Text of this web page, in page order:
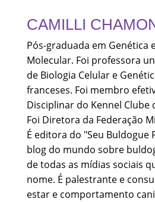
CAMILLI
Pós-graduada em Genética
Molecular. Foi professora
de Biologia Celular e
franceses. Foi membro
Disciplinar do Kennel Clube
Foi Diretora da Federação
É editora do "Seu Buldogue
blog do mundo sobre
de todas as mídias sociais
nome. É palestrante e
estar e comportamento